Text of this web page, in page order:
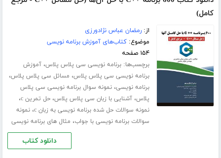
کامل)
از:رمضان عباس نژادورزی
موضوع:کتاب‌های آموزش برنامه نویسی
۱۵۴ صفحه
برچسب‌ها:برنامه نویسی سی پلاس پلاس،آموزش
برنامه نویسی سی پلاس پلاس، مسائل سی پلاس پلاس،
برنامه نویسی،نمونه سوال برنامه نویسی سی پلاس
پلاس،آشنایی با زبان سی پلاس پلاس،حل تمرین c ،
نمونه سوالات حل شده برنامه نویسی به زبان c ،نمونه
سوالات برنامه نویسی با جواب، مثال های برنامه نویسی
دانلود کتاب